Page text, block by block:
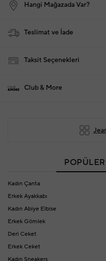
Hangi Mağazada Var?
Teslimat ve İade
Taksit Seçenekleri
Club & More
Kadın Çanta
Erkek Ayakkabı
Kadın Abiye Elbise
Erkek Gömlek
Deri Ceket
Erkek Ceket
Kadın Sneakers